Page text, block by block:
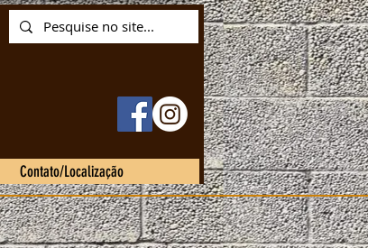
Contato/Localização